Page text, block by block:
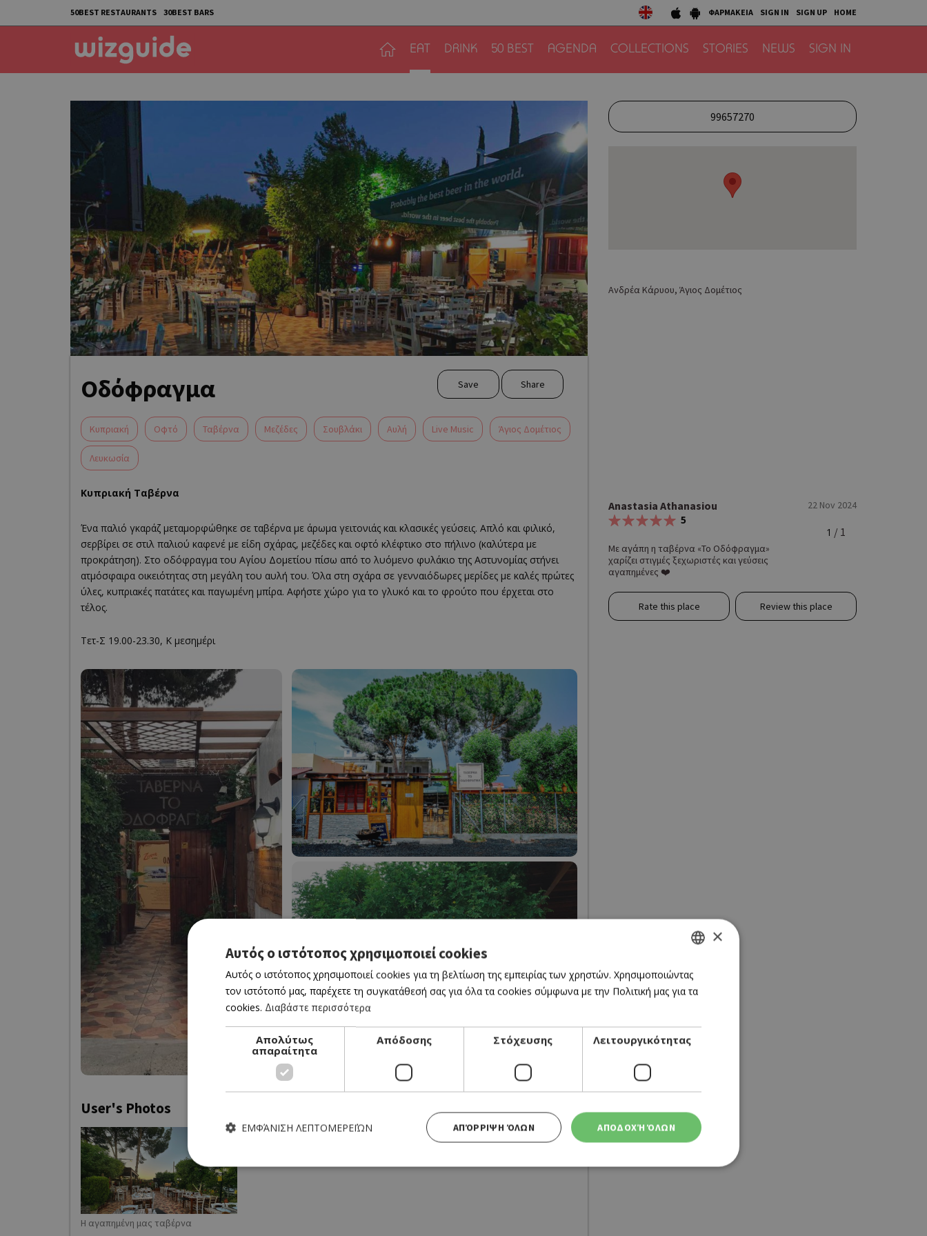
50BEST RESTAURANTS 30BEST BARS ΦΑΡΜΑΚΕΙΑ SIGN IN SIGN UP HOME
EAT DRINK 50 BEST AGENDA COLLECTIONS STORIES NEWS SIGN IN
Οδόφραγμα Save Share
Κυπριακή Οφτό Ταβέρνα Μεζέδες Σουβλάκι Αυλή Live Music Άγιος Δομέτιος
Λευκωσία
Κυπριακή Ταβέρνα
Ένα παλιό γκαράζ μεταμορφώθηκε σε ταβέρνα με άρωμα γειτονιάς και κλασικές γεύσεις. Απλό και φιλικό,
σερβίρει σε στιλ παλιού καφενέ με είδη σχάρας, μεζέδες και οφτό κλέφτικο στο πήλινο (καλύτερα με
προκράτηση). Στο οδόφραγμα του Αγίου Δομετίου πίσω από το λυόμενο φυλάκιο της Αστυνομίας στήνει
ατμόσφαιρα οικειότητας στη μεγάλη του αυλή του. Όλα στη σχάρα σε γενναιόδωρες μερίδες με καλές πρώτες
ύλες, κυπριακές πατάτες και παγωμένη μπίρα. Αφήστε χώρο για το γλυκό και το φρούτο που έρχεται στο
τέλος.
Τετ-Σ 19.00-23.30, Κ μεσημέρι
User's Photos
Η αγαπημένη μας ταβέρνα
99657270
Ανδρέα Κάρυου, Άγιος Δομέτιος
Anastasia Athanasiou
5
22 Nov 2024
Με αγάπη η ταβέρνα «Το Οδόφραγμα»
χαρίζει στιγμές ξεχωριστές και γεύσεις
αγαπημένες ❤️
1 / 1
Rate this place Review this place
GREEK
ENGLISH
×
Αυτός ο ιστότοπος χρησιμοποιεί cookies
Αυτός ο ιστότοπος χρησιμοποιεί cookies για τη βελτίωση της εμπειρίας των χρηστών. Χρησιμοποιώντας
τον ιστότοπό μας, παρέχετε τη συγκατάθεσή σας για όλα τα cookies σύμφωνα με την Πολιτική μας για τα
cookies. Διαβάστε περισσότερα
Απολύτως
απαραίτητα
Απόδοσης Στόχευσης Λειτουργικότητας
ΑΠΟΔΟΧΉ ΌΛΩΝ
ΑΠΌΡΡΙΨΗ ΌΛΩΝ
ΕΜΦΆΝΙΣΗ ΛΕΠΤΟΜΕΡΕΙΏΝ